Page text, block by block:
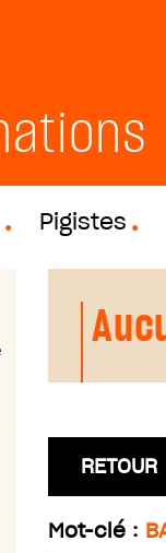
Pigistes
RETOUR
Mot-clé :